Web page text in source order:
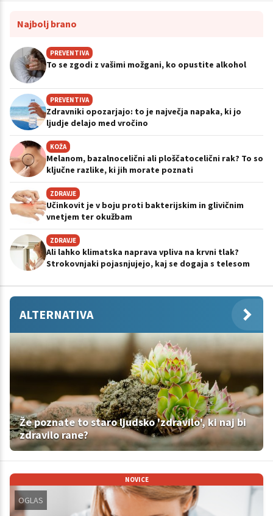
Najbolj brano
PREVENTIVA
To se zgodi z vašimi možgani, ko opustite alkohol
PREVENTIVA
Zdravniki opozarjajo: to je največja napaka, ki jo
ljudje delajo med vročino
KOŽA
Melanom, bazalnocelični ali ploščatocelični rak? To so
ključne razlike, ki jih morate poznati
ZDRAVJE
Učinkovit je v boju proti bakterijskim in glivičnim
vnetjem ter okužbam
ZDRAVJE
Ali lahko klimatska naprava vpliva na krvni tlak?
Strokovnjaki pojasnjujejo, kaj se dogaja s telesom
ALTERNATIVA
Že poznate to staro ljudsko 'zdravilo', ki naj bi
zdravilo rane?
NOVICE
OGLAS